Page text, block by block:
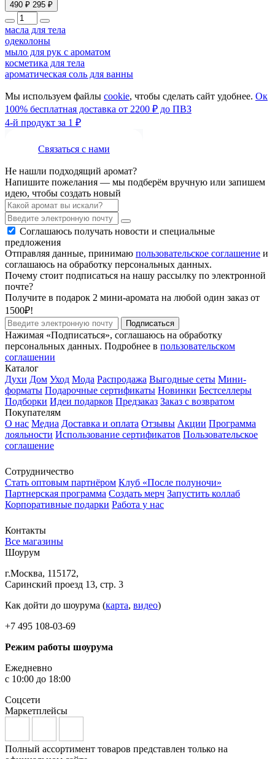
490 ₽ 295 ₽
масла для тела
одеколоны
мыло для рук с ароматом
косметика для тела
ароматическая соль для ванны
Мы используем файлы cookie, чтобы сделать сайт удобнее. Ок
100% бесплатная доставка от 2200 ₽ до ПВЗ
4-й продукт за 1 ₽
Связаться с нами
Не нашли подходящий аромат?
Напишите пожелания — мы подберём вручную или запишем
идею, чтобы создать новый
Соглашаюсь получать новости и специальные
предложения
Отправляя данные, принимаю пользовательское соглашение и
соглашаюсь на обработку персональных данных.
Почему стоит подписаться на нашу рассылку по электронной
почте?
Получите в подарок 2 мини-аромата на любой один заказ от
1500₽!
Подписаться
Нажимая «Подписаться», соглашаюсь на обработку
персональных данных. Подробнее в пользовательском
соглашении
Каталог
Духи Дом Уход Мода Распродажа Выгодные сеты Мини-
форматы Подарочные сертификаты Новинки Бестселлеры
Подборки Идеи подарков Предзаказ Заказ с возвратом
Покупателям
О нас Медиа Доставка и оплата Отзывы Акции Программа
лояльности Использование сертификатов Пользовательское
соглашение
Сотрудничество
Стать оптовым партнёром Клуб «После полуночи»
Партнерская программа Создать мерч Запустить коллаб
Корпоративные подарки Работа у нас
Контакты
Все магазины
Шоурум
г.Москва, 115172,
Саринский проезд 13, стр. 3
Как дойти до шоурума (карта, видео)
+7 495 108-03-69
Режим работы шоурума
Ежедневно
с 10:00 до 18:00
Соцсети
Маркетплейсы
Полный ассортимент товаров представлен только на